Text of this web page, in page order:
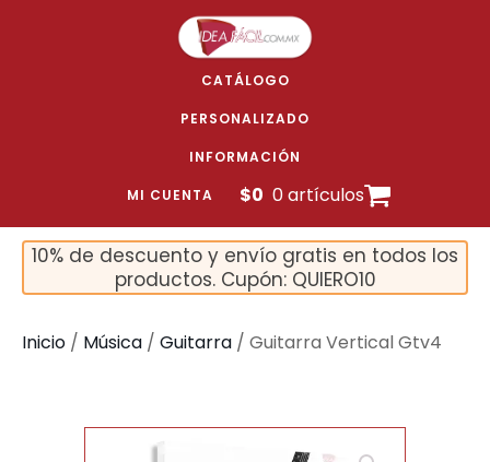
CATÁLOGO
PERSONALIZADO
INFORMACIÓN
MI CUENTA $0 0 artículos
10% de descuento y envío gratis en todos los
productos. Cupón: QUIERO10
Inicio / Música / Guitarra / Guitarra Vertical Gtv4